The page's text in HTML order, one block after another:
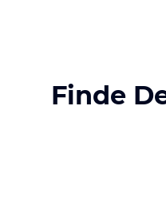
Finde